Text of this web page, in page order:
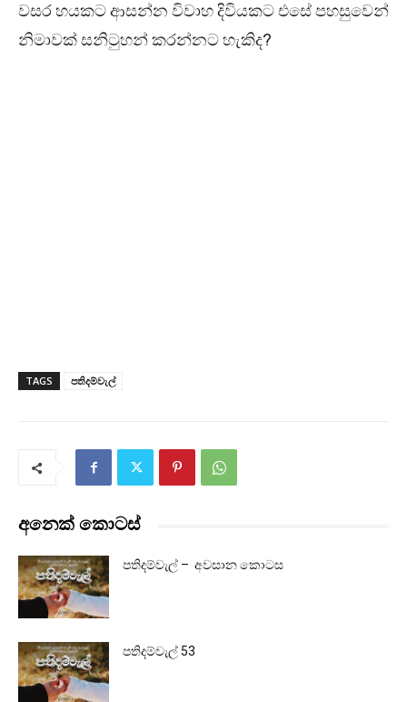
වසර හයකට ආසන්න විවාහ දිවියකට එසේ පහසුවෙන්
නිමාවක් සනිටුහන් කරන්නට හැකිද?
TAGS පතිදම්වැල්
අනෙක් කොටස්
පතිදම්වැල් – අවසාන කොටස
පතිදම්වැල් 53